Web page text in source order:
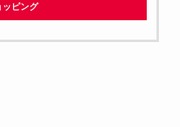
ピング